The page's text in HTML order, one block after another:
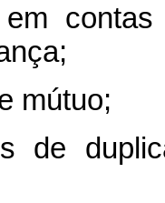
mútuo;
de